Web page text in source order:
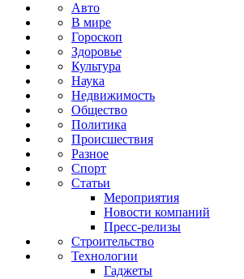
Авто
В мире
Гороскоп
Здоровье
Культура
Наука
Недвижимость
Общество
Политика
Происшествия
Разное
Спорт
Статьи
Мероприятия
Новости компаний
Пресс-релизы
Строительство
Технологии
Гаджеты